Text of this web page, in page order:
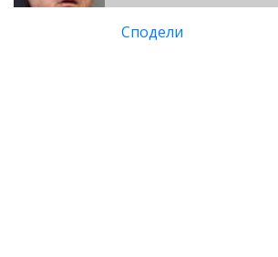
Сподели